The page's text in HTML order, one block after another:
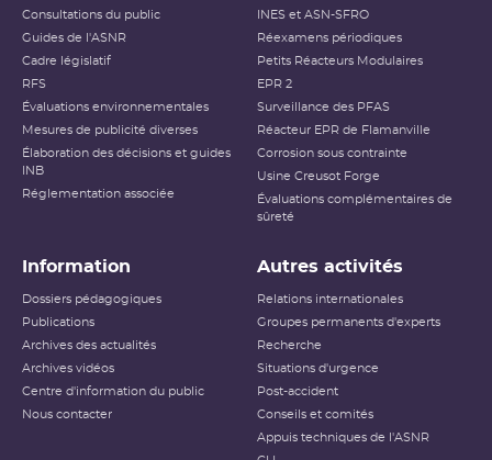
Consultations du public
Guides de l'ASNR
Cadre législatif
RFS
Évaluations environnementales
Mesures de publicité diverses
Élaboration des décisions et guides
INB
Réglementation associée
INES et ASN-SFRO
Réexamens périodiques
Petits Réacteurs Modulaires
EPR 2
Surveillance des PFAS
Réacteur EPR de Flamanville
Corrosion sous contrainte
Usine Creusot Forge
Évaluations complémentaires de
sûreté
Information
Dossiers pédagogiques
Publications
Archives des actualités
Archives vidéos
Centre d'information du public
Nous contacter
Autres activités
Relations internationales
Groupes permanents d'experts
Recherche
Situations d'urgence
Post-accident
Conseils et comités
Appuis techniques de l'ASNR